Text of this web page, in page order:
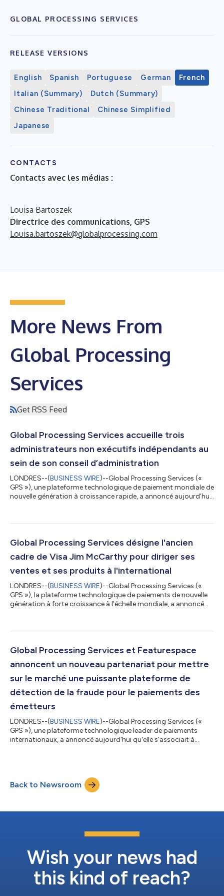
GLOBAL PROCESSING SERVICES
RELEASE VERSIONS
English Spanish Portuguese German
French
Italian (Summary)
Dutch (Summary)
Chinese Traditional
Chinese Simplified
Japanese
CONTACTS
Contacts avec les médias :
Louisa Bartoszek
Directrice des communications, GPS
Louisa.bartoszek@globalprocessing.com
More News From
Global Processing
Services
Get RSS Feed
Global Processing Services accueille trois
administrateurs non exécutifs indépendants au
sein de son conseil d’administration
LONDRES--(BUSINESS WIRE)--Global Processing Services («
GPS »), une plateforme technologique de paiement mondiale de
nouvelle génération à croissance rapide, a annoncé aujourd’hui
indépendants. Paulette Rowe est l’une des femmes les plus
American Banker dans son palmarès annuel pendant trois
années consécutives, et était auparavant PDG de...
Global Processing Services désigne l'ancien
cadre de Visa Jim McCarthy pour diriger ses
ventes et ses produits à l'international
LONDRES--(BUSINESS WIRE)--Global Processing Services («
GPS »), la plateforme technologique de paiements de nouvelle
génération à forte croissance à l'échelle mondiale, a annoncé
produits, ainsi que celle de Kevin Fox en tant que nouveau
nouvellement créée, Jim dirigera les équipes commerciales et
chargées des produits d...
Global Processing Services et Featurespace
annoncent un nouveau partenariat pour mettre
sur le marché une puissante plateforme de
détection de la fraude pour le paiements des
émetteurs
LONDRES--(BUSINESS WIRE)--Global Processing Services («
GPS »), une plateforme technologique leader de paiements
internationaux, a annoncé aujourd'hui qu'elle s'associait à
marché de réduction des fraudes pour le traitement des
émetteurs. GPS intégrera la solution leader du secteur, ARIC™
Risk Hub de Featurespace, à sa...
Back to Newsroom
Wish your news had
this kind of reach?